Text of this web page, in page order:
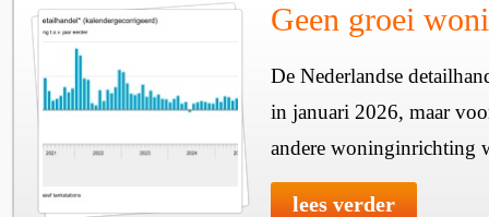
Geen groei
De Nederlandse
in januari 2026, maar
andere woninginrichting
lees verder